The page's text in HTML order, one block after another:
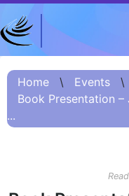
Project
Information
DFG - CENTRE
STUDIES
FOR
Home \ Events
\
Book Presentation
...